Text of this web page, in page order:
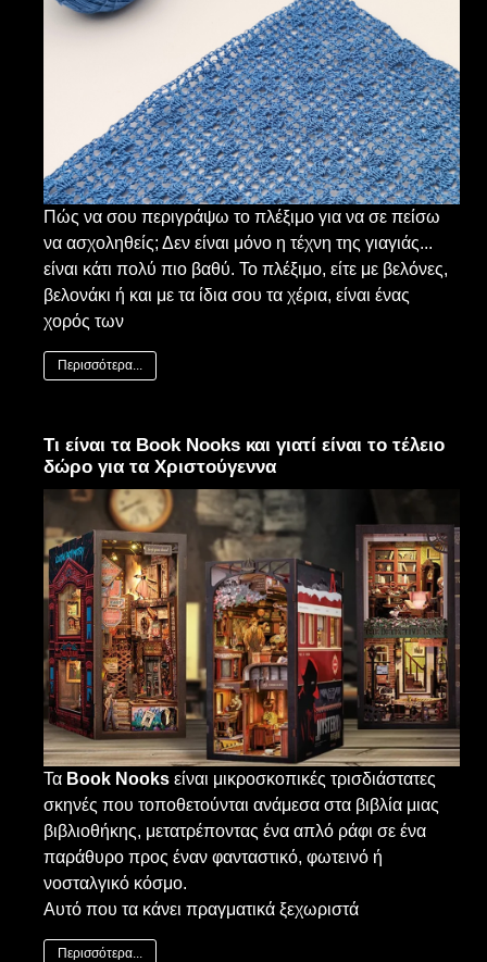
Πώς να σου περιγράψω το πλέξιμο για να σε πείσω
να ασχοληθείς; Δεν είναι μόνο η τέχνη της γιαγιάς...
είναι κάτι πολύ πιο βαθύ. Το πλέξιμο, είτε με βελόνες,
βελονάκι ή και με τα ίδια σου τα χέρια, είναι ένας
χορός των
Περισσότερα...
Τι είναι τα Book Nooks και γιατί είναι το τέλειο
δώρο για τα Χριστούγεννα
Τα Book Nooks είναι μικροσκοπικές τρισδιάστατες
σκηνές που τοποθετούνται ανάμεσα στα βιβλία μιας
βιβλιοθήκης, μετατρέποντας ένα απλό ράφι σε ένα
παράθυρο προς έναν φανταστικό, φωτεινό ή
νοσταλγικό κόσμο.
Αυτό που τα κάνει πραγματικά ξεχωριστά
Περισσότερα...